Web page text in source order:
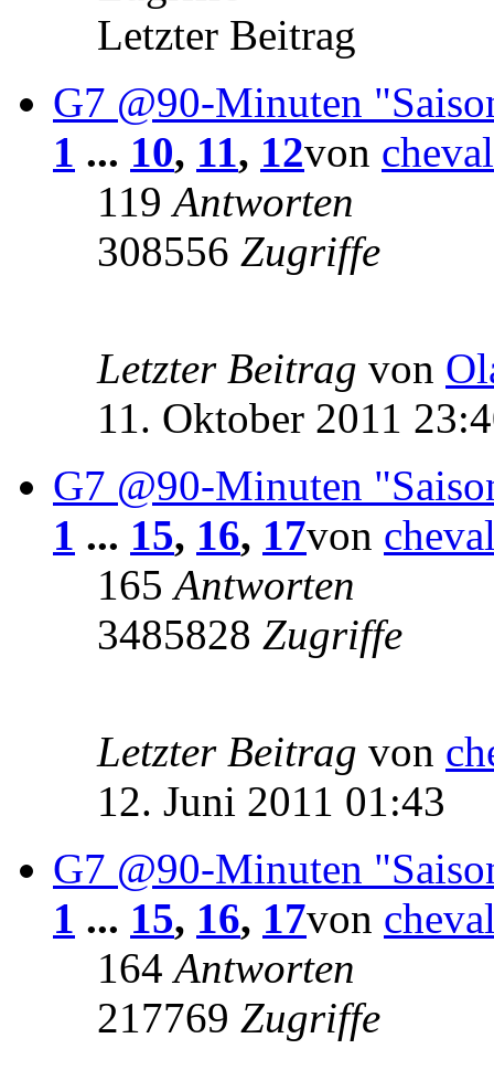
Letzter Beitrag
G7 @90-Minuten
1 ... 10, 11, 12von
119Antworten
308556 Zugriffe
Letzter Beitrag von
11. Oktober 2011
G7 @90-Minuten
1 ... 15, 16, 17von
165Antworten
3485828 Zugriffe
Letzter Beitrag von
12. Juni 2011 01:43
G7 @90-Minuten
1 ... 15, 16, 17von
164Antworten
217769 Zugriffe